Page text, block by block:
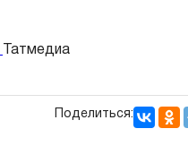
Татмедиа
Поделиться: